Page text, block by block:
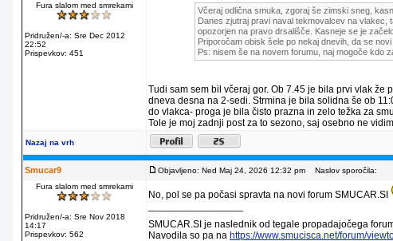
Fura slalom med smrekami
Pridružen/-a: Sre Dec 2012
22:52
Prispevkov: 451
Včeraj odlična smuka, zgoraj še zimski sneg,
Danes zjutraj pravi naval tekmovalcev na vlakec,
opozorjen na pravo drsališče. Kasneje se je
Priporočam obisk šele po nekaj dnevih, da se novi
Ps: nisem še na novem forumu, naj mogoče kdo
Tudi sam sem bil včeraj gor. Ob 7.45 je bila prvi vlak
dneva desna na 2-sedi. Strmina je bila solidna še ob
do vlakca- proga je bila čisto prazna in zelo težka za
Tole je moj zadnji post za to sezono, saj osebno ne
Nazaj na vrh
Smucar9 Objavljeno: Ned Maj 24, 2026 12:32 pm
Naslov sporočila:
Fura slalom med smrekami
Pridružen/-a: Sre Nov 2018
14:17
Prispevkov: 562
No, pol se pa počasi spravta na novi forum SMUCAR.SI
SMUCAR.SI je naslednik od tegale propadajočega
Navodila so pa na https://www.smucisca.net/forum/